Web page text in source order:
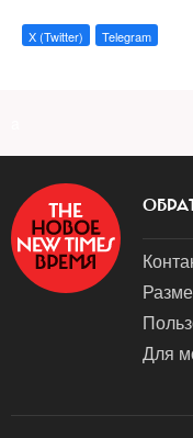
X (Twitter) Telegram
Для